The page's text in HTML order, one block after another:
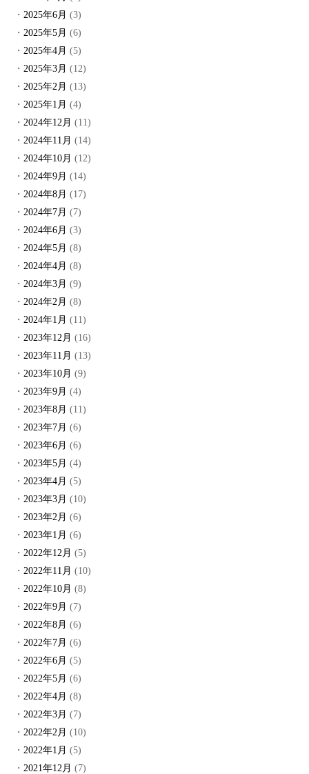
2025年6月 (3)
2025年5月 (6)
2025年4月 (5)
2025年3月 (12)
2025年2月 (13)
2025年1月 (4)
2024年12月 (11)
2024年11月 (14)
2024年10月 (12)
2024年9月 (14)
2024年8月 (17)
2024年7月 (7)
2024年6月 (3)
2024年5月 (8)
2024年4月 (8)
2024年3月 (9)
2024年2月 (8)
2024年1月 (11)
2023年12月 (16)
2023年11月 (13)
2023年10月 (9)
2023年9月 (4)
2023年8月 (11)
2023年7月 (6)
2023年6月 (6)
2023年5月 (4)
2023年4月 (5)
2023年3月 (10)
2023年2月 (6)
2023年1月 (6)
2022年12月 (5)
2022年11月 (10)
2022年10月 (8)
2022年9月 (7)
2022年8月 (6)
2022年7月 (6)
2022年6月 (5)
2022年5月 (6)
2022年4月 (8)
2022年3月 (7)
2022年2月 (10)
2022年1月 (5)
2021年12月 (7)